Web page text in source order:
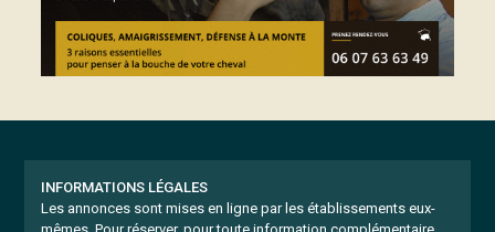
INFORMATIONS LÉGALES
Les annonces sont mises en ligne par les établissements eux-